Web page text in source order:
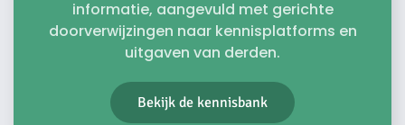
informatie, aangevuld met gerichte
doorverwijzingen naar kennisplatforms en
uitgaven van derden.
Bekijk de kennisbank